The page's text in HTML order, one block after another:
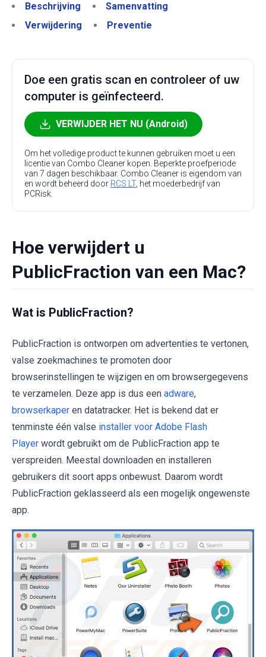
Beschrijving
Samenvatting
Verwijdering
Preventie
Doe een gratis scan en controleer of uw
computer is geïnfecteerd.
VERWIJDER HET NU (Android)
Om het volledige product te kunnen gebruiken moet u een
licentie van Combo Cleaner kopen. Beperkte proefperiode
van 7 dagen beschikbaar. Combo Cleaner is eigendom van
en wordt beheerd door RCS LT, het moederbedrijf van
PCRisk.
Hoe verwijdert u
PublicFraction van een Mac?
Wat is PublicFraction?
PublicFraction is ontworpen om advertenties te vertonen,
valse zoekmachines te promoten door
browserinstellingen te wijzigen en om browsergegevens
te verzamelen. Deze app is dus een adware,
browserkaper en datatracker. Het is bekend dat er
tenminste één valse installer voor Adobe Flash
Player wordt gebruikt om de PublicFraction app te
verspreiden. Meestal downloaden en installeren
gebruikers dit soort apps onbewust. Daarom wordt
PublicFraction geklasseerd als een mogelijk ongewenste
app.